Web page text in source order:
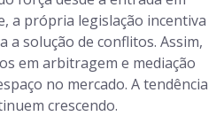
a própria legislação incentiva
solução de conflitos. Assim,
em arbitragem e mediação
no mercado. A tendência
crescendo.